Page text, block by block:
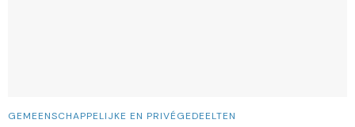
GEMEENSCHAPPELIJKE EN PRIVÉGEDEELTEN